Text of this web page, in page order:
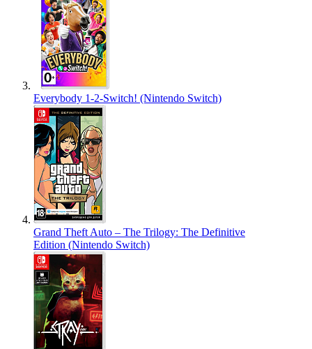
Everybody 1-2-Switch! (Nintendo Switch)
Grand Theft Auto – The Trilogy: The Definitive
Edition (Nintendo Switch)